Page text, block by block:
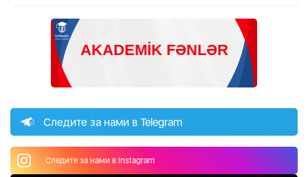
Следите за нами в Telegram
Следите за нами в Instagram